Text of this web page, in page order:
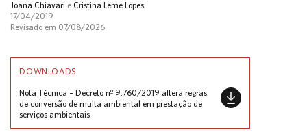
Joana Chiavari e Cristina Leme Lopes
17/04/2019
Revisado em 07/08/2026
DOWNLOADS
Nota Técnica – Decreto nº 9.760/2019 altera regras
de conversão de multa ambiental em prestação de
serviços ambientais